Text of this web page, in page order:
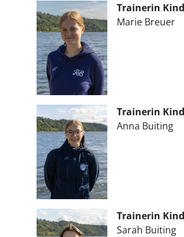
Trainerin
Marie Breuer
Trainerin
Anna Buiting
Trainerin
Sarah Buiting